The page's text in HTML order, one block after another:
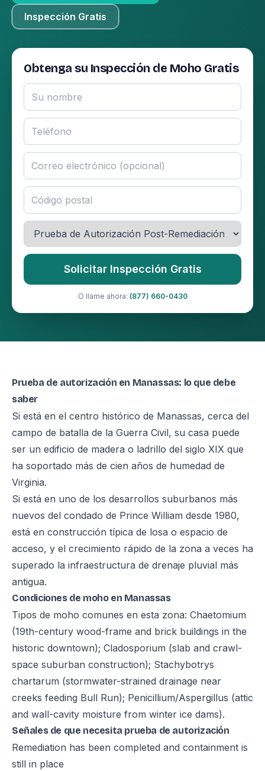
Inspección Gratis
Obtenga su Inspección de Moho Gratis
Solicitar Inspección Gratis
O llame ahora: (877) 660-0430
Prueba de autorización en Manassas: lo que debe
saber
Si está en el centro histórico de Manassas, cerca del
campo de batalla de la Guerra Civil, su casa puede
ser un edificio de madera o ladrillo del siglo XIX que
ha soportado más de cien años de humedad de
Virginia.
Si está en uno de los desarrollos suburbanos más
nuevos del condado de Prince William desde 1980,
está en construcción típica de losa o espacio de
acceso, y el crecimiento rápido de la zona a veces ha
superado la infraestructura de drenaje pluvial más
antigua.
Condiciones de moho en Manassas
Tipos de moho comunes en esta zona: Chaetomium
(19th-century wood-frame and brick buildings in the
historic downtown); Cladosporium (slab and crawl-
space suburban construction); Stachybotrys
chartarum (stormwater-strained drainage near
creeks feeding Bull Run); Penicillium/Aspergillus (attic
and wall-cavity moisture from winter ice dams).
Señales de que necesita prueba de autorización
Remediation has been completed and containment is
still in place